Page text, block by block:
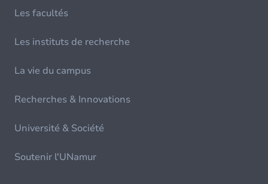
Les facultés
Les instituts de recherche
La vie du campus
Recherches & Innovations
Université & Société
Soutenir l'UNamur